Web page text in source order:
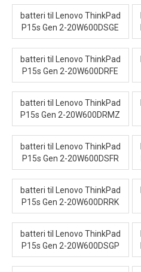
batteri til Lenovo ThinkPad
P15s Gen 2-20W600DSGE
batteri til Lenovo ThinkPad
P15s Gen 2-20W600DRFE
batteri til Lenovo ThinkPad
P15s Gen 2-20W600DRMZ
batteri til Lenovo ThinkPad
P15s Gen 2-20W600DSFR
batteri til Lenovo ThinkPad
P15s Gen 2-20W600DRRK
batteri til Lenovo ThinkPad
P15s Gen 2-20W600DSGP